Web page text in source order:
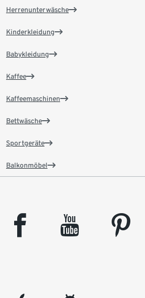
Herrenunterwäsche
Kinderkleidung
Babykleidung
Kaffee
Kaffeemaschinen
Bettwäsche
Sportgeräte
Balkonmöbel
facebook youtube pinterest